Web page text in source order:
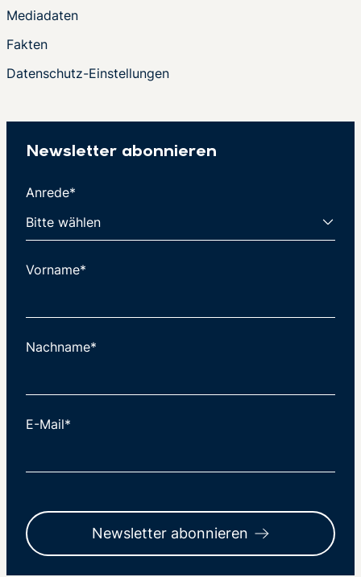
Mediadaten
Fakten
Datenschutz-Einstellungen
Newsletter abonnieren
Anrede*
Vorname*
Nachname*
E-Mail*
Newsletter abonnieren